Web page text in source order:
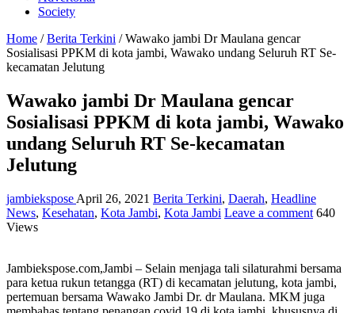
Society
Home / Berita Terkini / Wawako jambi Dr Maulana gencar
Sosialisasi PPKM di kota jambi, Wawako undang Seluruh RT Se-
kecamatan Jelutung
Wawako jambi Dr Maulana gencar
Sosialisasi PPKM di kota jambi, Wawako
undang Seluruh RT Se-kecamatan
Jelutung
jambiekspose April 26, 2021 Berita Terkini, Daerah, Headline
News, Kesehatan, Kota Jambi, Kota Jambi Leave a comment 640
Views
Jambiekspose.com,Jambi – Selain menjaga tali silaturahmi bersama
para ketua rukun tetangga (RT) di kecamatan jelutung, kota jambi,
pertemuan bersama Wawako Jambi Dr. dr Maulana. MKM juga